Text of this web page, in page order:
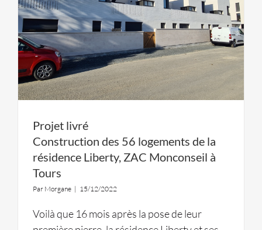
Projet livré
Construction des 56 logements de la
résidence Liberty, ZAC Monconseil à
Tours
Par Morgane | 15/12/2022
Voilà que 16 mois après la pose de leur